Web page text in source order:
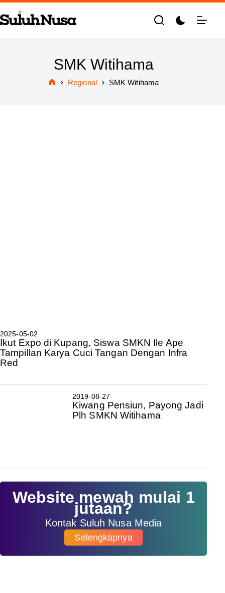
Skip
to
content
SMK Witihama
Regional SMK Witihama
2025-05-02
Ikut Expo di Kupang, Siswa SMKN Ile Ape
Tampillan Karya Cuci Tangan Dengan Infra
Red
2019-08-27
Kiwang Pensiun, Payong Jadi
Plh SMKN Witihama
Website mewah mulai 1
jutaan?
Kontak Suluh Nusa Media
Selengkapnya